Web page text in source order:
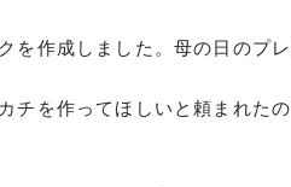
を作成しました。母の日のプ
チを作ってほしいと頼まれた